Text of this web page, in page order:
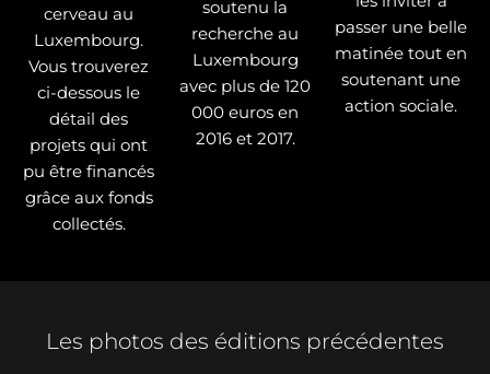
cerveau au
Luxembourg.
Vous trouverez
ci-dessous le
détail des
projets qui ont
pu être financés
grâce aux fonds
collectés.
soutenu la
recherche au
Luxembourg
avec plus de 120
000 euros en
2016 et 2017.
passer une belle
matinée tout en
soutenant une
action sociale.
Les photos des éditions précédentes